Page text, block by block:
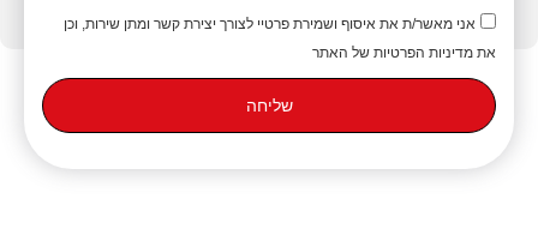
אני מאשר/ת את איסוף ושמירת פרטיי לצורך יצירת קשר ומתן שירות, וכן
את מדיניות הפרטיות של האתר
שליחה